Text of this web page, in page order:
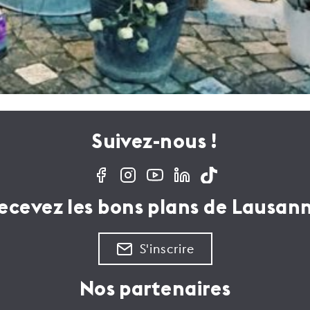
Suivez-nous !
les bons plans de
S'inscrire
Nos partenaires